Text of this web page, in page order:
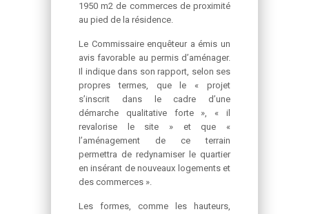
1950 m2 de commerces de proximité
au pied de la résidence.
Le Commissaire enquêteur a émis un
avis favorable au permis d’aménager.
Il indique dans son rapport, selon ses
propres termes, que le « projet
s’inscrit dans le cadre d’une
démarche qualitative forte », « il
revalorise le site » et que «
l’aménagement de ce terrain
permettra de redynamiser le quartier
en insérant de nouveaux logements et
des commerces ».
Les formes, comme les hauteurs,